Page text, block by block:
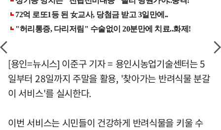
[용인=뉴시스] 이준구 기자 = 용인시농업기술센터는 5
일부터 28일까지 주말을 활용, '찾아가는 반려식물 분갈
이 서비스'를 실시한다.
이번 서비스는 시민들이 건강하게 반려식물을 키울 수